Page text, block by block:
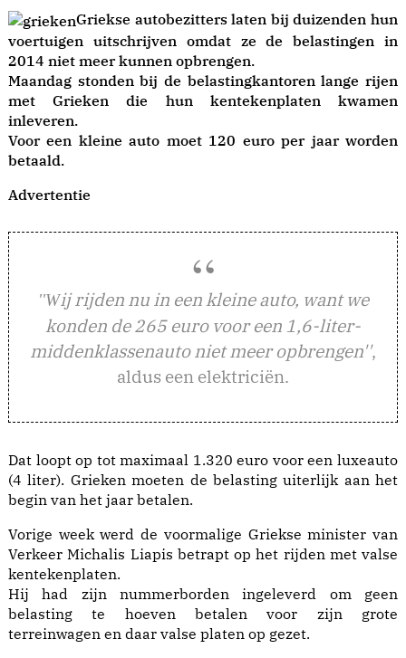
Griekse autobezitters laten bij duizenden hun
voertuigen uitschrijven omdat ze de belastingen in
2014 niet meer kunnen opbrengen.
Maandag stonden bij de belastingkantoren lange rijen
met Grieken die hun kentekenplaten kwamen
inleveren.
Voor een kleine auto moet 120 euro per jaar worden
betaald.
Advertentie
''Wij rijden nu in een kleine auto, want we
konden de 265 euro voor een 1,6-liter-
middenklassenauto niet meer opbrengen'',
aldus een elektriciën.
Dat loopt op tot maximaal 1.320 euro voor een luxeauto
(4 liter). Grieken moeten de belasting uiterlijk aan het
begin van het jaar betalen.
Vorige week werd de voormalige Griekse minister van
Verkeer Michalis Liapis betrapt op het rijden met valse
kentekenplaten.
Hij had zijn nummerborden ingeleverd om geen
belasting te hoeven betalen voor zijn grote
terreinwagen en daar valse platen op gezet.